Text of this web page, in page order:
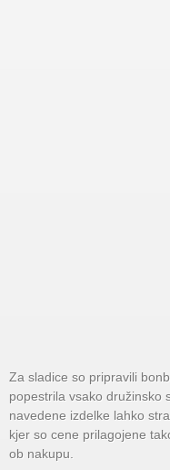
Za sladice so pripravili
popestrila vsako družinsko
navedene izdelke lahko
kjer so cene prilagojene
ob nakupu.